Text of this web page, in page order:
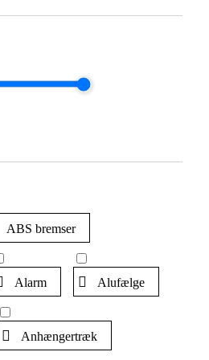
ABS bremser
Alarm Alufælge
Anhængertræk